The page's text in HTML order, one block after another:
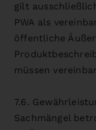
gilt
PWA als
öffentliche
müssen
7.6.
Sachmängel